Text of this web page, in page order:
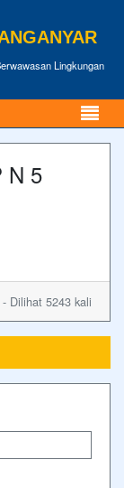
Lingkungan
N 5
Dilihat 5243 kali